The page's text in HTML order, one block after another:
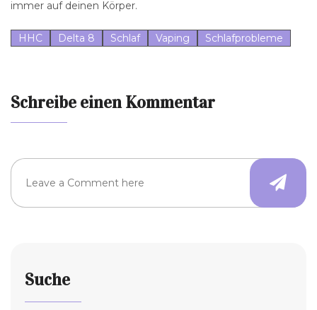
immer auf deinen Körper.
HHC Delta 8 Schlaf Vaping Schlafprobleme
Schreibe einen Kommentar
Suche